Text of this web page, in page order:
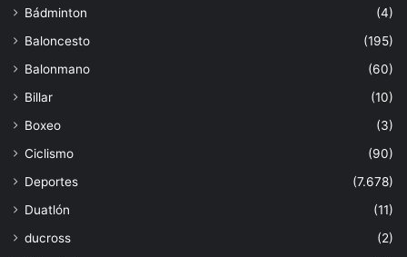
Bádminton
(4)
Baloncesto
(195)
Balonmano
(60)
Billar
(10)
Boxeo
(3)
Ciclismo
(90)
Deportes
(7.678)
Duatlón
(11)
ducross
(2)